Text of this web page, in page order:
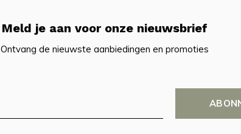
Meld je aan voor onze nieuwsbrief
Ontvang de nieuwste aanbiedingen en promoties